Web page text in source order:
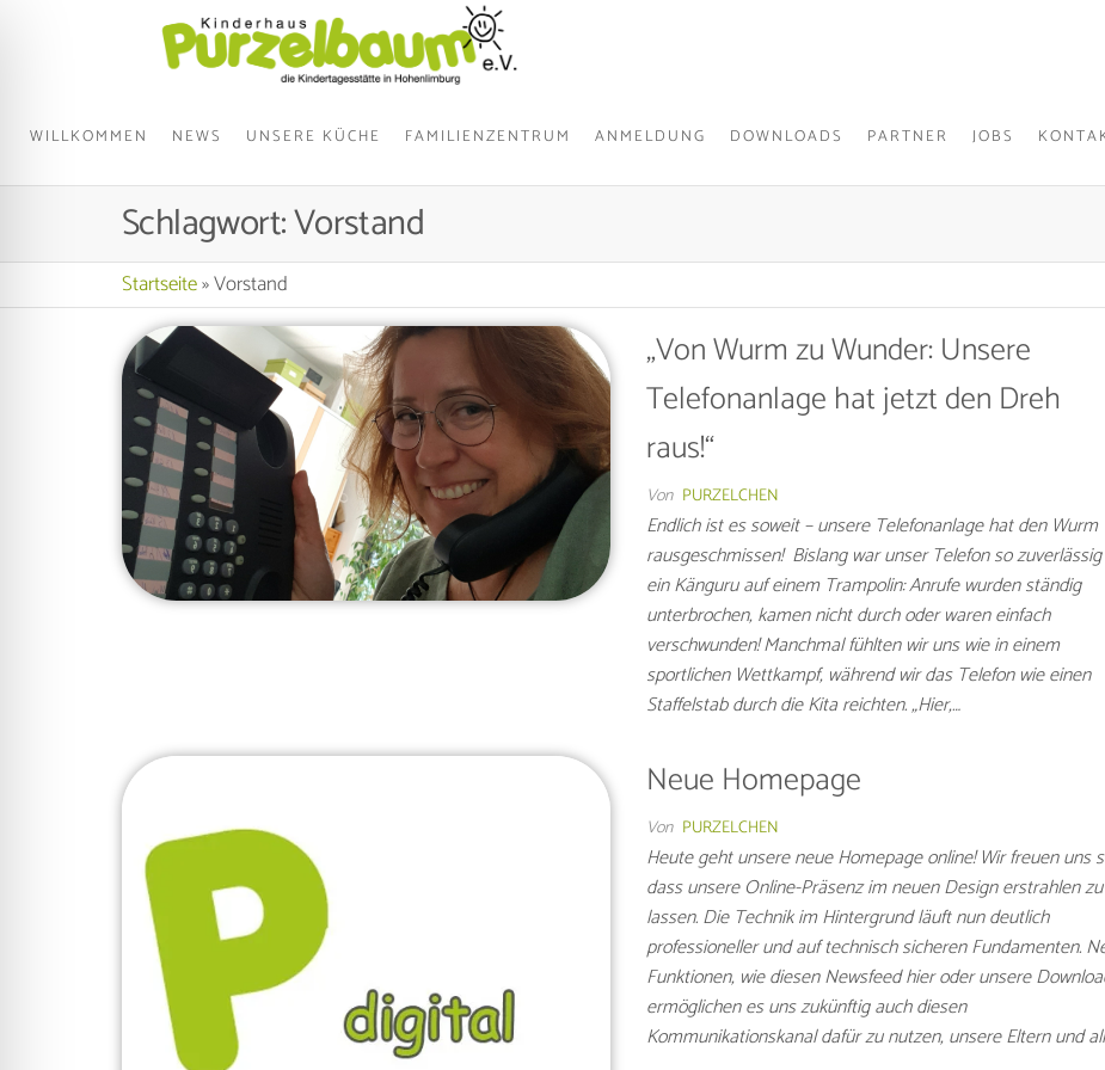
E.V.
WILLKOMMEN NEWS UNSERE KÜCHE FAMILIENZENTRUM ANMELDUNG DOWNLOADS PARTNER JOBS
Schlagwort:Vorstand
Startseite»Vorstand
„Von Wurm zu Wunder: Unsere
Telefonanlage hat jetzt den Dreh
raus!“
Von PURZELCHEN
Endlich ist es soweit – unsere Telefonanlage hat den Wurm
rausgeschmissen! Bislang war unser Telefon so
ein Känguru auf einem Trampolin: Anrufe wurden ständig
unterbrochen, kamen nicht durch oder waren einfach
verschwunden! Manchmal fühlten wir uns wie in einem
sportlichen Wettkampf, während wir das Telefon wie einen
Staffelstab durch die Kita reichten. „Hier,…
Neue Homepage
Von PURZELCHEN
Heute geht unsere neue Homepage online! Wir freuen uns
dass unsere Online-Präsenz im neuen Design erstrahlen zu
lassen. Die Technik im Hintergrund läuft nun deutlich
professioneller und auf technisch sicheren Fundamenten.
Funktionen, wie diesen Newsfeed hier oder unsere
ermöglichen es uns zukünftig auch diesen
Kommunikationskanal dafür zu nutzen, unsere Eltern und